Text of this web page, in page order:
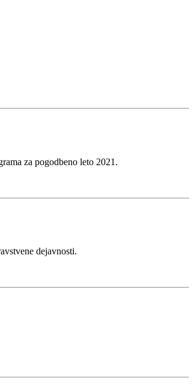
za pogodbeno leto 2021.
dejavnosti.